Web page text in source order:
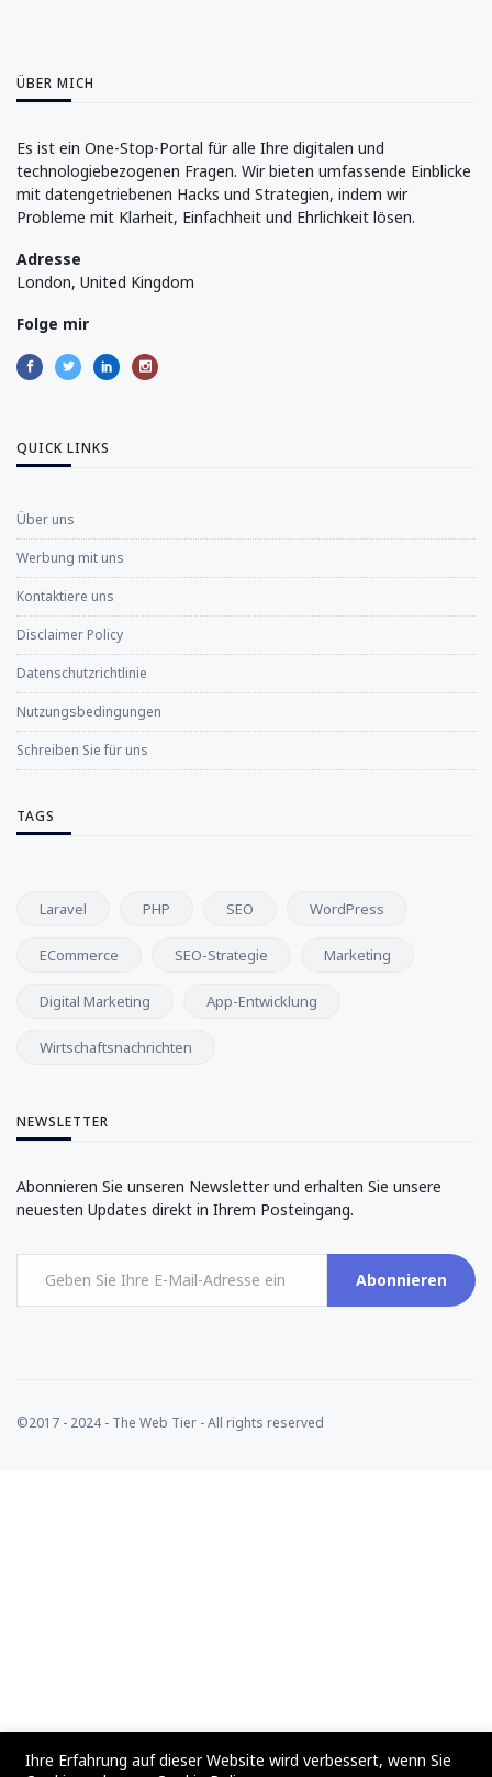
ÜBER MICH
Es ist ein One-Stop-Portal für alle Ihre digitalen und
technologiebezogenen Fragen. Wir bieten umfassende Einblicke
mit datengetriebenen Hacks und Strategien, indem wir
Probleme mit Klarheit, Einfachheit und Ehrlichkeit lösen.
Adresse
London, United Kingdom
Folge mir
QUICK LINKS
Über uns
Werbung mit uns
Kontaktiere uns
Disclaimer Policy
Datenschutzrichtlinie
Nutzungsbedingungen
Schreiben Sie für uns
TAGS
Laravel PHP SEO WordPress
ECommerce SEO-Strategie Marketing
Digital Marketing App-Entwicklung
Wirtschaftsnachrichten
NEWSLETTER
Abonnieren Sie unseren Newsletter und erhalten Sie unsere
neuesten Updates direkt in Ihrem Posteingang.
Abonnieren
©2017 - 2024 - The Web Tier - All rights reserved
Ihre Erfahrung auf dieser Website wird verbessert, wenn Sie